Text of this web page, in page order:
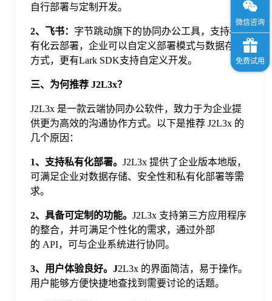
自行部署与定制开发。
2、飞书： 字节跳动旗下的协同办公工具，支持私
有化云部署，企业可以自定义部署模式与数据存储
方式，更有Lark SDK支持自定义开发。
三、为何推荐 J2L3x？
J2L3x 是一款云端协同办公软件，致力于为企业提
供更为高效的沟通协作方式。以下是推荐 J2L3x 的
几个原因：
1、支持私有化部署。 J2L3x 提供了企业版本地版，
可满足企业对数据存储、安全性和私有化部署等需
求。
2、具备可定制的功能。 J2L3x 支持第三方应用程序
的整合，并可满足个性化的需求，通过外部
的 API，可与企业系统进行协同。
3、用户体验良好。J2L3x 的界面简洁，易于操作。
用户能够方便快捷地查找到需要讨论的话题。